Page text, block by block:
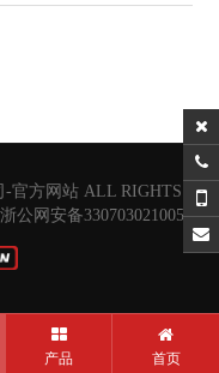
产品 首页
-官方网站 ALL RIGHTS
浙公网安备33070302100515